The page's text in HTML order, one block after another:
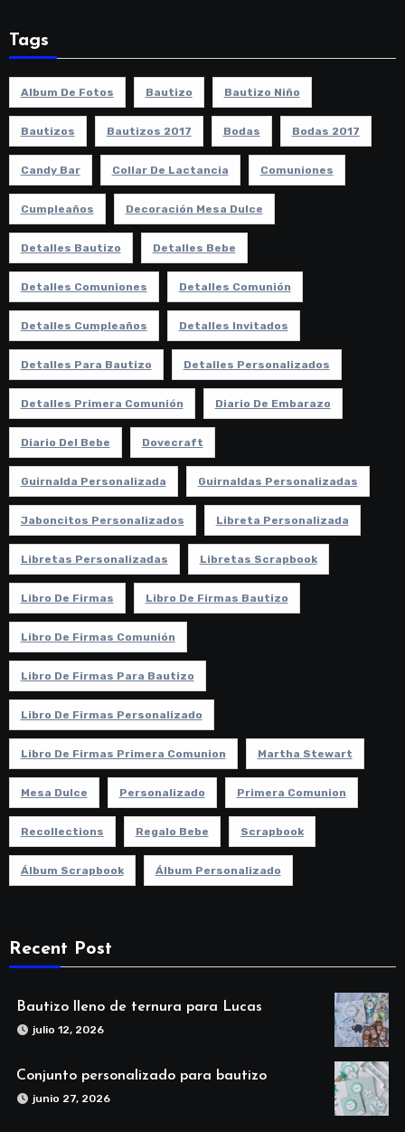
Tags
Album De Fotos Bautizo Bautizo Niño
Bautizos Bautizos 2017 Bodas Bodas 2017
Candy Bar Collar De Lactancia Comuniones
Cumpleaños Decoración Mesa Dulce
Detalles Bautizo Detalles Bebe
Detalles Comuniones Detalles Comunión
Detalles Cumpleaños Detalles Invitados
Detalles Para Bautizo Detalles Personalizados
Detalles Primera Comunión Diario De Embarazo
Diario Del Bebe Dovecraft
Guirnalda Personalizada Guirnaldas Personalizadas
Jaboncitos Personalizados Libreta Personalizada
Libretas Personalizadas Libretas Scrapbook
Libro De Firmas Libro De Firmas Bautizo
Libro De Firmas Comunión
Libro De Firmas Para Bautizo
Libro De Firmas Personalizado
Libro De Firmas Primera Comunion Martha Stewart
Mesa Dulce Personalizado Primera Comunion
Recollections Regalo Bebe Scrapbook
Álbum Scrapbook Álbum Personalizado
Recent Post
Bautizo lleno de ternura para Lucas
julio 12, 2026
Conjunto personalizado para bautizo
junio 27, 2026